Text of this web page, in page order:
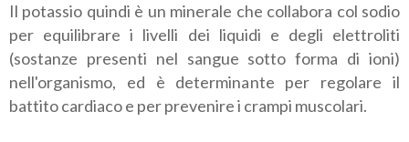
Il potassio quindi è un minerale che collabora col sodio
per equilibrare i livelli dei liquidi e degli elettroliti
(sostanze presenti nel sangue sotto forma di ioni)
nell'organismo, ed è determinante per regolare il
battito cardiaco e per prevenire i crampi muscolari.